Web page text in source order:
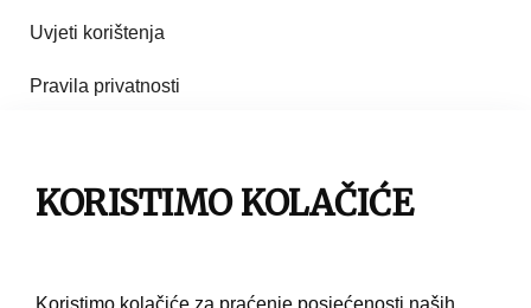
Uvjeti korištenja
Pravila privatnosti
Pravila korištenja
KORISTIMO KOLAČIĆE
Koristimo kolačiće za praćenje posjećenosti naših